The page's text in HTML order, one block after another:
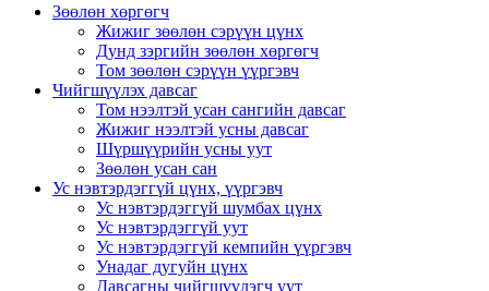
Зөөлөн хөргөгч
Жижиг зөөлөн сэрүүн цүнх
Дунд зэргийн зөөлөн хөргөгч
Том зөөлөн сэрүүн үүргэвч
Чийгшүүлэх давсаг
Том нээлтэй усан сангийн давсаг
Жижиг нээлтэй усны давсаг
Шүршүүрийн усны уут
Зөөлөн усан сан
Ус нэвтэрдэггүй цүнх, үүргэвч
Ус нэвтэрдэггүй шумбах цүнх
Ус нэвтэрдэггүй уут
Ус нэвтэрдэггүй кемпийн үүргэвч
Унадаг дугуйн цүнх
Давсагны чийгшүүлэгч уут